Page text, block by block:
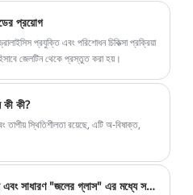
প্রয়োগ
প্রযুক্তি এবং পরিশোধন চিকিত্সা প্রক্রিয়া
জেলটিন থেকে প্রস্তুত করা হয়।
কী কী?
তাপীয় স্থিতিশীলতা রয়েছে, এটি অ-বিষাক্ত,
সোডিয়াম মেটাসিলিকেট অ্যানহাইড্রস এবং সাধারণ "জলের গ্লাস" এর মধ্যে সম্পর্ক কী?